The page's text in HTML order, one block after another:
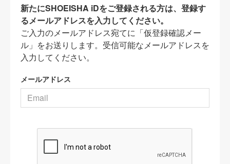
新たにSHOEISHA iDをご登録される方は、登録す
るメールアドレスを入力してください。
ご入力のメールアドレス宛てに「仮登録確認メー
ル」をお送りします。受信可能なメールアドレスを
入力してください。
メールアドレス